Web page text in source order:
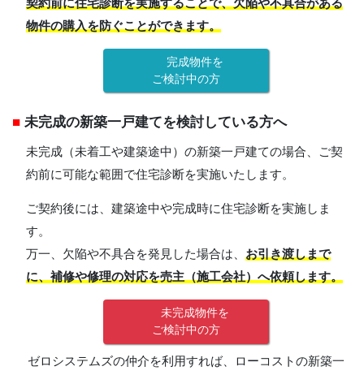
物件の購入を防ぐことができます。
完成物件を
ご検討中の方
■ 未完成の新築一戸建てを検討している方へ
未完成（未着工や建築途中）の新築一戸建ての場合、ご契
約前に可能な範囲で住宅診断を実施いたします。
ご契約後には、建築途中や完成時に住宅診断を実施しま
す。
万一、欠陥や不具合を発見した場合は、 お引き渡しまで
に、補修や修理の対応を売主（施工会社）へ依頼します。
未完成物件を
ご検討中の方
ゼロシステムズの仲介を利用すれば、ローコストの新築一